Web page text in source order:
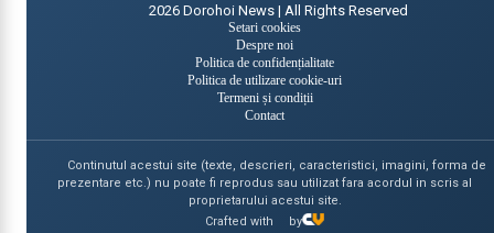
2026 Dorohoi News | All Rights Reserved
Setari cookies
Despre noi
Politica de confidențialitate
Politica de utilizare cookie-uri
Termeni și condiții
Contact
Continutul acestui site (texte, descrieri, caracteristici, imagini, forma de
prezentare etc.) nu poate fi reprodus sau utilizat fara acordul in scris al
proprietarului acestui site.
Crafted with
by